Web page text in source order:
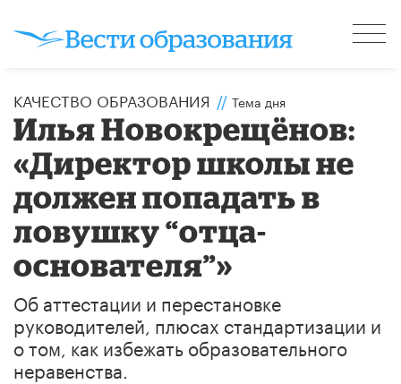
КАЧЕСТВО ОБРАЗОВАНИЯ // Тема дня
​Илья Новокрещёнов:
«Директор школы не
должен попадать в
ловушку “отца-
основателя”»
Об аттестации и перестановке
руководителей, плюсах стандартизации и
о том, как избежать образовательного
неравенства.